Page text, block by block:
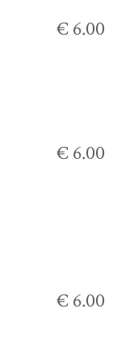
€ 6.00
€ 6.00
€ 6.00